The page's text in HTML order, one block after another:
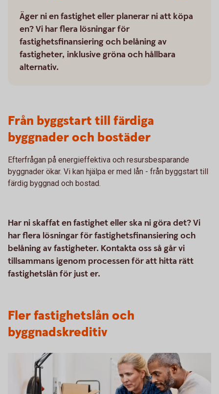
Äger ni en fastighet eller planerar ni att köpa
en? Vi har flera lösningar för
fastighetsfinansiering och belåning av
fastigheter, inklusive gröna och hållbara
alternativ.
Från byggstart till färdiga
byggnader och bostäder
Efterfrågan på energieffektiva och resursbesparande
byggnader ökar. Vi kan hjälpa er med lån - från byggstart till
färdig byggnad och bostad.
Har ni skaffat en fastighet eller ska ni göra det? Vi
har flera lösningar för fastighetsfinansiering och
belåning av fastigheter. Kontakta oss så går vi
tillsammans igenom processen för att hitta rätt
fastighetslån för just er.
Fler fastighetslån och
byggnadskreditiv